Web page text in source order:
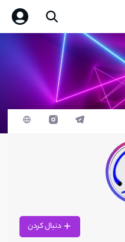
دنبال کردن